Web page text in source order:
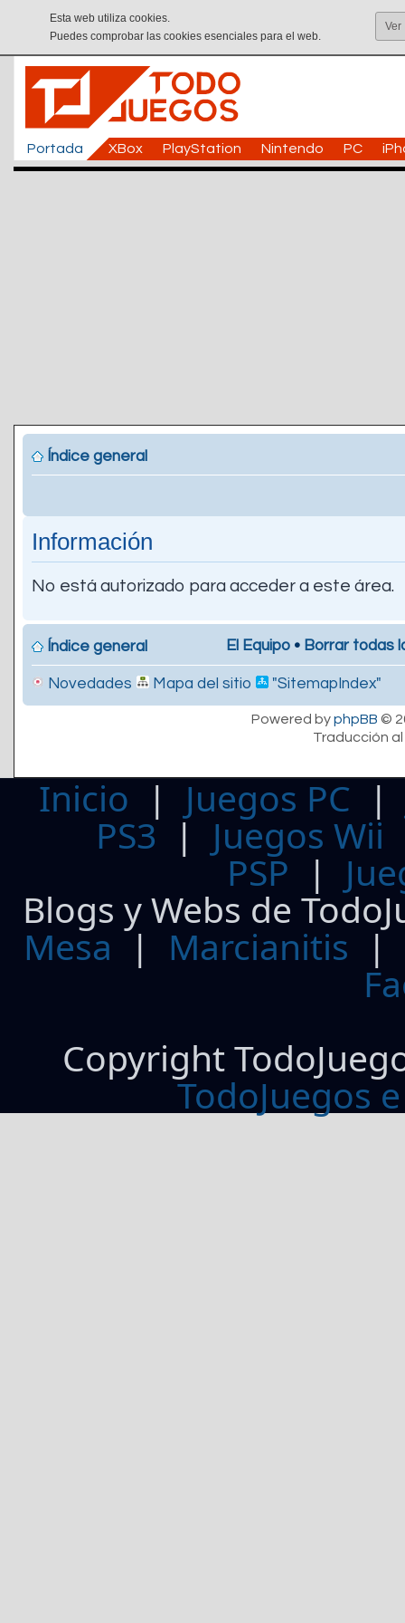
Esta web utiliza cookies.
Puedes comprobar las cookies esenciales para el web.
Ver
Portada XBox PlayStation Nintendo PC
Índice general
Información
No está autorizado para acceder a este área.
Índice general El Equipo • Borrar todas
Novedades Mapa del sitio "SitemapIndex"
Powered byphpBB ©
Traducción
Inicio | Juegos PC
PS3| Juegos Wii
PSP |
Blogs y Webs de
Mesa | Marcianitis |
Copyright
TodoJuegos